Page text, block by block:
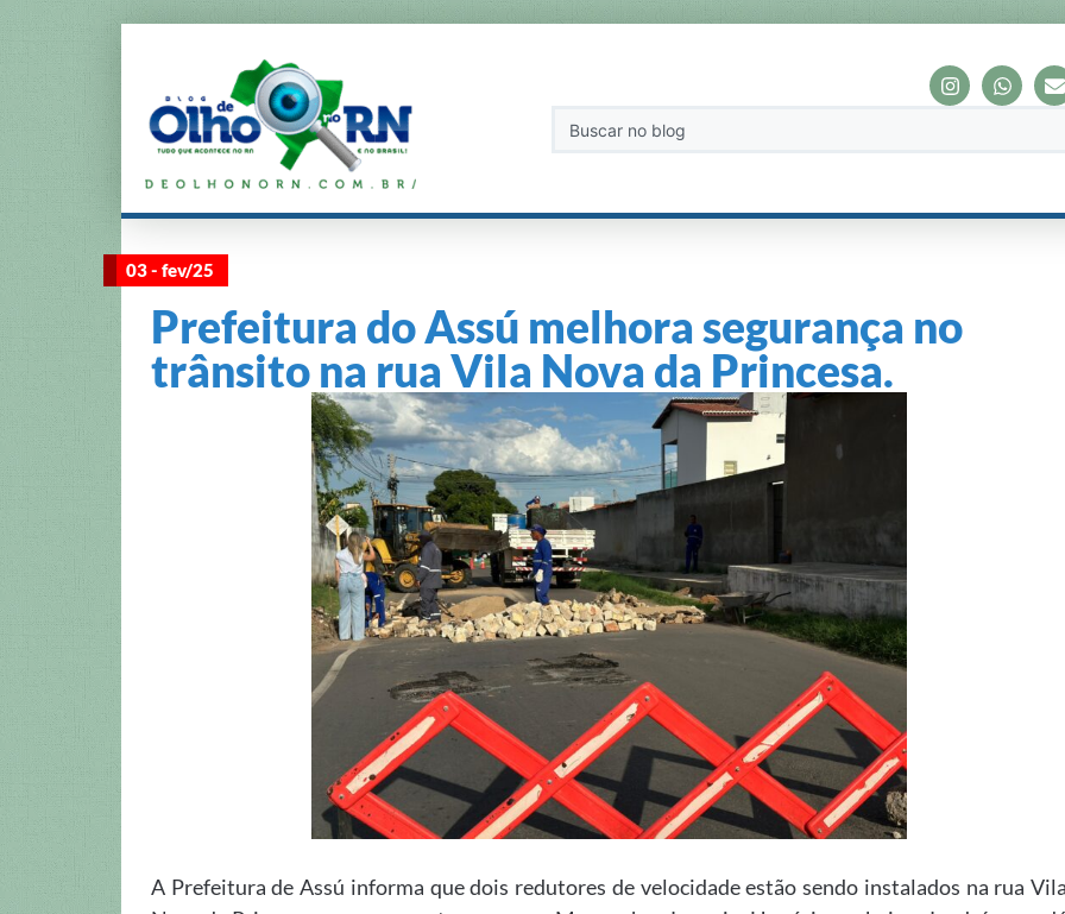
03 - fev/25
Prefeitura do Assú melhora segurança no
trânsito na rua Vila Nova da Princesa.
A Prefeitura de Assú informa que dois redutores de velocidade estão sendo instalados na rua